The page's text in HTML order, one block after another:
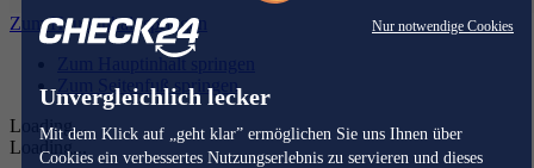
Nur notwendige Cookies
Unvergleichlich lecker
Mit dem Klick auf „geht klar” ermöglichen Sie uns Ihnen über
Cookies ein verbessertes Nutzungserlebnis zu servieren und dieses
Zum Hauptinhalt springen
Zum Hauptinhalt springen
Zum Seitenfuß springen
Loading...
Loading...